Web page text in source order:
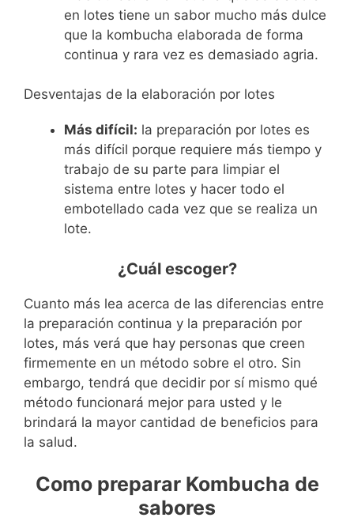
en lotes tiene un sabor mucho más dulce
que la kombucha elaborada de forma
continua y rara vez es demasiado agria.
Desventajas de la elaboración por lotes
Más difícil: la preparación por lotes es
más difícil porque requiere más tiempo y
trabajo de su parte para limpiar el
sistema entre lotes y hacer todo el
embotellado cada vez que se realiza un
lote.
¿Cuál escoger?
Cuanto más lea acerca de las diferencias entre
la preparación continua y la preparación por
lotes, más verá que hay personas que creen
firmemente en un método sobre el otro. Sin
embargo, tendrá que decidir por sí mismo qué
método funcionará mejor para usted y le
brindará la mayor cantidad de beneficios para
la salud.
Como preparar Kombucha de
sabores